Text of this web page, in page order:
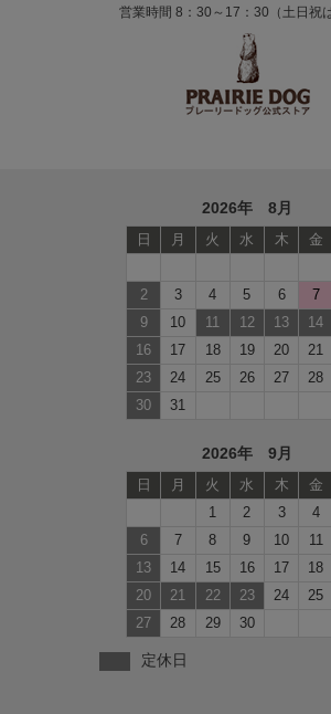
営業時間 8：30～17：30（土日祝
2026年 8月
日 月 火 水 木 金
2
3 4 5 6 7
9
10 11 12 13 14
16
17 18 19 20 21
23
24 25 26 27 28
30
31
2026年 9月
日 月 火 水 木 金
1
2 3 4
6
7 8 9 10 11
13
14 15 16 17 18
20
21 22 23 24 25
27
28 29 30
定休日